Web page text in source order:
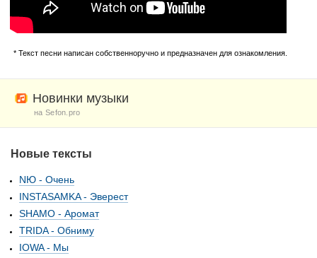
* Текст песни написан собственноручно и предназначен для ознакомления.
Новинки музыки
на Sefon.pro
Новые тексты
NЮ - Очень
INSTASAMKA - Эверест
SHAMO - Аромат
TRIDA - Обниму
IOWA - Мы